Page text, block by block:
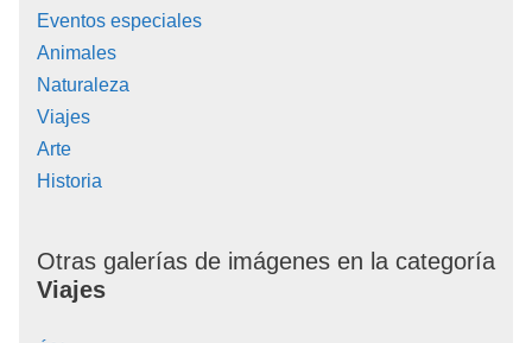
Eventos especiales
Animales
Naturaleza
Viajes
Arte
Historia
Otras galerías de imágenes en la categoría
Viajes